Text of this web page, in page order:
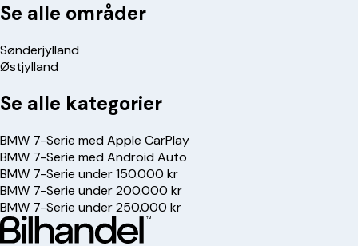
Se alle områder
Sønderjylland
Østjylland
Se alle kategorier
BMW 7-Serie med Apple CarPlay
BMW 7-Serie med Android Auto
BMW 7-Serie under 150.000 kr
BMW 7-Serie under 200.000 kr
BMW 7-Serie under 250.000 kr